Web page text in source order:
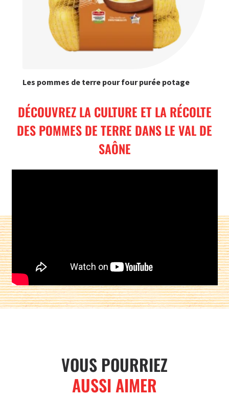
Les pommes de terre pour four purée potage
DÉCOUVREZ LA CULTURE ET LA RÉCOLTE
DES POMMES DE TERRE DANS LE VAL DE
SAÔNE
Partager sur :
VOUS POURRIEZ
AUSSI AIMER